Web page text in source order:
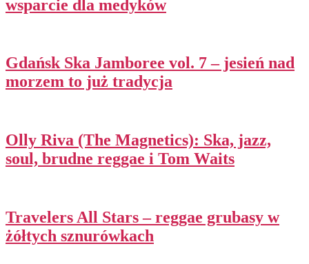
wsparcie dla medyków
Gdańsk Ska Jamboree vol. 7 – jesień nad
morzem to już tradycja
Olly Riva (The Magnetics): Ska, jazz,
soul, brudne reggae i Tom Waits
Travelers All Stars – reggae grubasy w
żółtych sznurówkach